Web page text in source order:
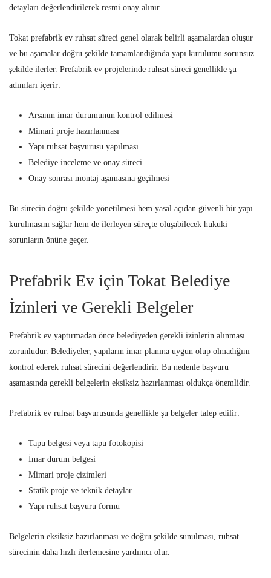
detayları değerlendirilerek resmi onay alınır.
Tokat prefabrik ev ruhsat süreci genel olarak belirli aşamalardan oluşur
ve bu aşamalar doğru şekilde tamamlandığında yapı kurulumu sorunsuz
şekilde ilerler. Prefabrik ev projelerinde ruhsat süreci genellikle şu
adımları içerir:
Arsanın imar durumunun kontrol edilmesi
Mimari proje hazırlanması
Yapı ruhsat başvurusu yapılması
Belediye inceleme ve onay süreci
Onay sonrası montaj aşamasına geçilmesi
Bu sürecin doğru şekilde yönetilmesi hem yasal açıdan güvenli bir yapı
kurulmasını sağlar hem de ilerleyen süreçte oluşabilecek hukuki
sorunların önüne geçer.
Prefabrik Ev için Tokat Belediye
İzinleri ve Gerekli Belgeler
Prefabrik ev yaptırmadan önce belediyeden gerekli izinlerin alınması
zorunludur. Belediyeler, yapıların imar planına uygun olup olmadığını
kontrol ederek ruhsat sürecini değerlendirir. Bu nedenle başvuru
aşamasında gerekli belgelerin eksiksiz hazırlanması oldukça önemlidir.
Prefabrik ev ruhsat başvurusunda genellikle şu belgeler talep edilir:
Tapu belgesi veya tapu fotokopisi
İmar durum belgesi
Mimari proje çizimleri
Statik proje ve teknik detaylar
Yapı ruhsat başvuru formu
Belgelerin eksiksiz hazırlanması ve doğru şekilde sunulması, ruhsat
sürecinin daha hızlı ilerlemesine yardımcı olur.